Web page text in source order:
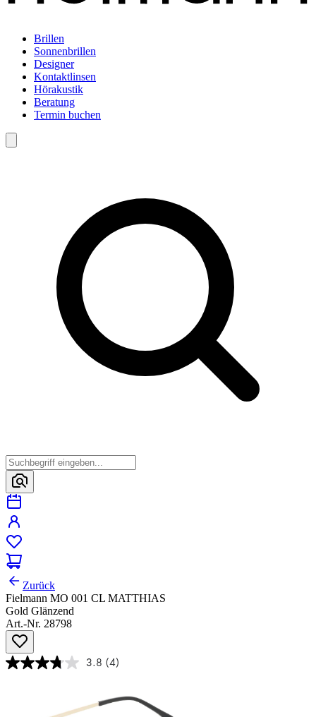
Brillen
Sonnenbrillen
Designer
Kontaktlinsen
Hörakustik
Beratung
Termin buchen
Zurück
Fielmann MO 001 CL MATTHIAS
Gold Glänzend
Art.-Nr. 28798
3.8 (4)